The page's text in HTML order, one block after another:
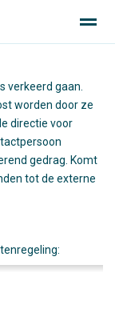
Agenda
verkeerd gaan.
worden door ze
directie voor
gedrag. Komt
tot de externe